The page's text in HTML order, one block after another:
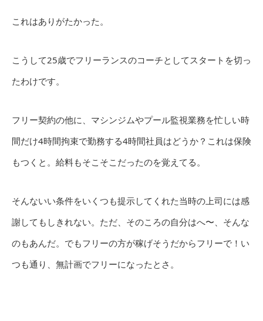
これはありがたかった。
こうして25歳でフリーランスのコーチとしてスタートを切っ
たわけです。
フリー契約の他に、マシンジムやプール監視業務を忙しい時
間だけ4時間拘束で勤務する4時間社員はどうか？これは保険
もつくと。給料もそこそこだったのを覚えてる。
そんないい条件をいくつも提示してくれた当時の上司には感
謝してもしきれない。ただ、そのころの自分はへ〜、そんな
のもあんだ。でもフリーの方が稼げそうだからフリーで！い
つも通り、無計画でフリーになったとさ。